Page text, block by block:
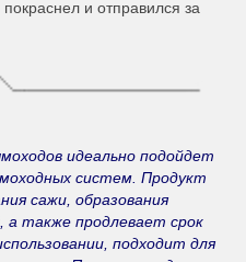
и отправился за
идеально подойдет
систем. Продукт
сажи, образования
также продлевает срок
подходит для